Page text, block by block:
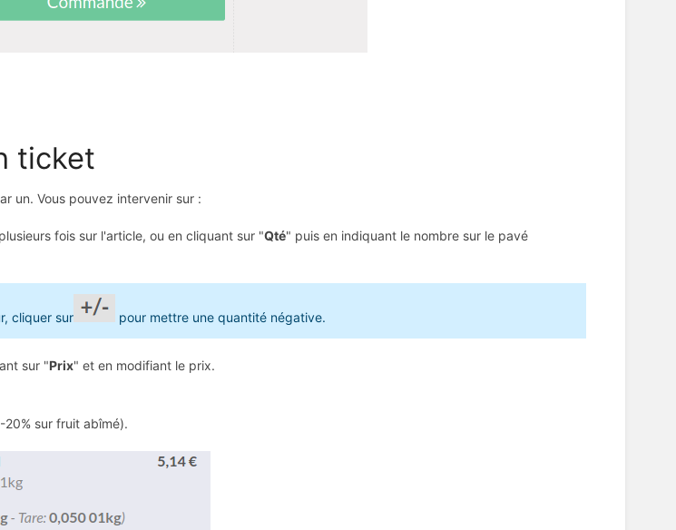
ticket
un. Vous pouvez intervenir sur :
fois sur l'article, ou en cliquant sur "Qté" puis en indiquant le nombre sur le pavé
cliquer sur pour mettre une quantité négative.
sur "Prix" et en modifiant le prix.
20% sur fruit abîmé).